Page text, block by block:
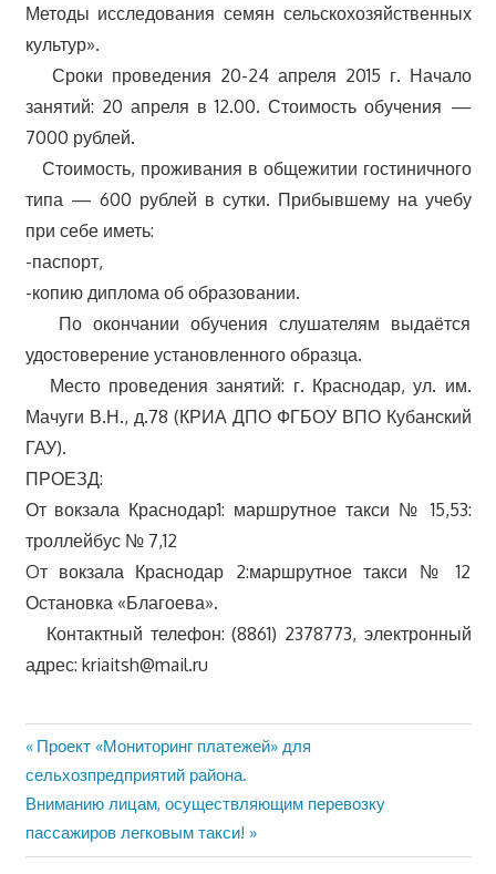
Методы исследования семян сельскохозяйственных
культур».
Сроки проведения 20-24 апреля 2015 г. Начало
занятий: 20 апреля в 12.00. Стоимость обучения —
7000 рублей.
Стоимость, проживания в общежитии гостиничного
типа — 600 рублей в сутки. Прибывшему на учебу
при себе иметь:
-паспорт,
-копию диплома об образовании.
По окончании обучения слушателям выдаётся
удостоверение установленного образца.
Место проведения занятий: г. Краснодар, ул. им.
Мачуги В.Н., д.78 (КРИА ДПО ФГБОУ ВПО Кубанский
ГАУ).
ПРОЕЗД:
От вокзала Краснодар1: маршрутное такси № 15,53:
троллейбус № 7,12
Oт вокзала Краснодар 2:маршрутное такси № 12
Остановка «Благоева».
Контактный телефон: (8861) 2378773, электронный
адрес: kriaitsh@mail.ru
Навигация
по
записям
Предыдущая
запись:
Проект «Мониторинг платежей» для
сельхозпредприятий района.
Следующая
запись:
Вниманию лицам, осуществляющим перевозку
пассажиров легковым такси!